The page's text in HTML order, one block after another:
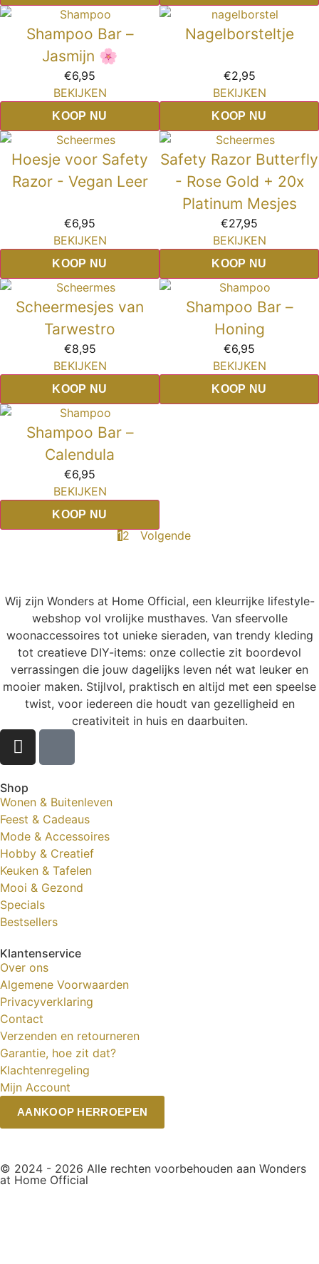
Shampoo Bar –
Jasmijn 🌸
€6,95
BEKIJKEN
KOOP NU
Nagelborsteltje
€2,95
BEKIJKEN
KOOP NU
Hoesje voor Safety
Razor - Vegan Leer
€6,95
BEKIJKEN
KOOP NU
Safety Razor Butterfly
- Rose Gold + 20x
Platinum Mesjes
€27,95
BEKIJKEN
KOOP NU
Scheermesjes van
Tarwestro
€8,95
BEKIJKEN
KOOP NU
Shampoo Bar –
Honing
€6,95
BEKIJKEN
KOOP NU
Shampoo Bar –
Calendula
€6,95
BEKIJKEN
KOOP NU
12 Volgende
Wij zijn Wonders at Home Official, een kleurrijke lifestyle-
webshop vol vrolijke musthaves. Van sfeervolle
woonaccessoires tot unieke sieraden, van trendy kleding
tot creatieve DIY-items: onze collectie zit boordevol
verrassingen die jouw dagelijks leven nét wat leuker en
mooier maken. Stijlvol, praktisch en altijd met een speelse
twist, voor iedereen die houdt van gezelligheid en
creativiteit in huis en daarbuiten.
Shop
Wonen & Buitenleven
Feest & Cadeaus
Mode & Accessoires
Hobby & Creatief
Keuken & Tafelen
Mooi & Gezond
Specials
Bestsellers
Klantenservice
Over ons
Algemene Voorwaarden
Privacyverklaring
Contact
Verzenden en retourneren
Garantie, hoe zit dat?
Klachtenregeling
Mijn Account
AANKOOP HERROEPEN
© 2024 - 2026 Alle rechten voorbehouden aan Wonders
at Home Official